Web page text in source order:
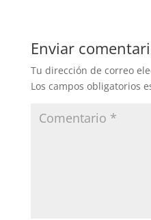
Enviar
Tu dirección de correo
Los campos obligatorios